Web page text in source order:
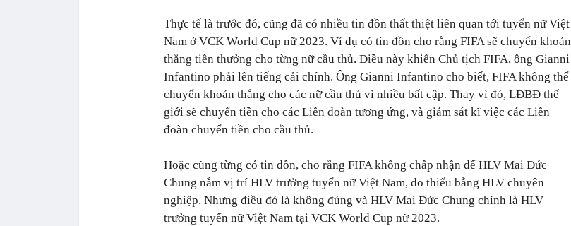
Thực tế là trước đó, cũng đã có nhiều tin đồn thất thiệt liên quan tới tuyển nữ Việt
Nam ở VCK World Cup nữ 2023. Ví dụ có tin đồn cho rằng FIFA sẽ chuyển khoản
thẳng tiền thưởng cho từng nữ cầu thủ. Điều này khiến Chủ tịch FIFA, ông Gianni
Infantino phải lên tiếng cải chính. Ông Gianni Infantino cho biết, FIFA không thể
chuyển khoản thẳng cho các nữ cầu thủ vì nhiều bất cập. Thay vì đó, LĐBĐ thế
giới sẽ chuyển tiền cho các Liên đoàn tương ứng, và giám sát kĩ việc các Liên
đoàn chuyển tiền cho cầu thủ.
Hoặc cũng từng có tin đồn, cho rằng FIFA không chấp nhận để HLV Mai Đức
Chung nắm vị trí HLV trưởng tuyển nữ Việt Nam, do thiếu bằng HLV chuyên
nghiệp. Nhưng điều đó là không đúng và HLV Mai Đức Chung chính là HLV
trưởng tuyển nữ Việt Nam tại VCK World Cup nữ 2023.